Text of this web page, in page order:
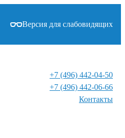
Версия для слабовидящих
+7 (496) 442-04-50
+7 (496) 442-06-66
Контакты⁠